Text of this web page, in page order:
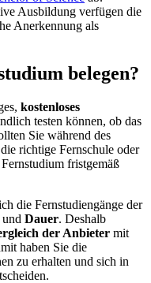
Ausbildung verfügen die
Anerkennung als
belegen?
kostenloses
testen können, ob das
Sie während des
richtige Fernschule oder
fristgemäß
die Fernstudiengänge der
und Dauer. Deshalb
der Anbieter mit
haben Sie die
zu erhalten und sich in